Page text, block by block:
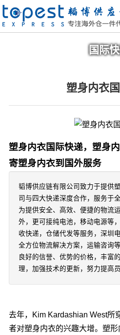
国际
塑身内衣
塑身内衣国际快递，塑身
寄塑身内衣到国外服务
韬博供应链有限公司致力于提供
司与四大快递深度合作，服务于
为提供安全、高效、便捷的物流
外，更可接纯电池，移动电源等
收快递，仓储代发等服务，深圳
全方位物流解决方案，运输咨询
良好的信誉、优势的价格，丰富
理，加强技术的更新，努力提高
去年，Kim Kardashian West所
者对塑身内衣的兴趣大增。塑形